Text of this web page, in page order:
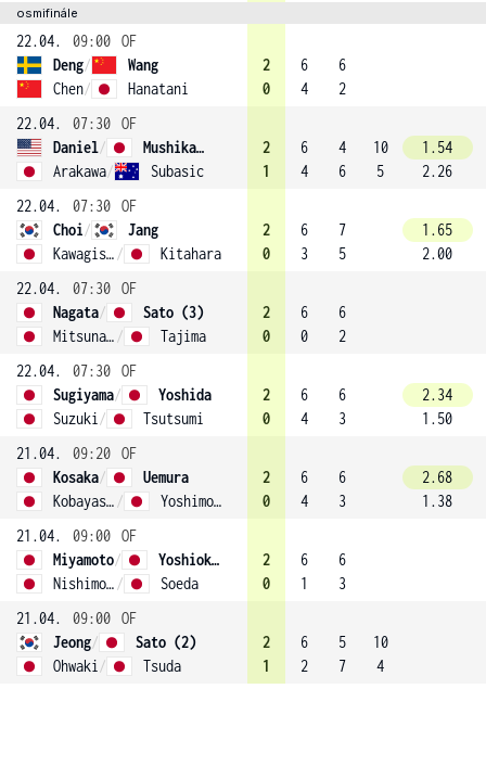
osmifinále
22.04. 09:00 OF
Deng/
Wang
Chen/ Hanatani
2
0
6
4
6
2
22.04.
07:30 OF
Daniel/
Mushika (4)
Arakawa/ Subasic
2
1
6
4
4
6
10
5
1.54
2.26
22.04.
07:30 OF
Choi/
Jang
Kawagishi / Kitahara
2
0
6
3
7
5
1.65
2.00
22.04.
07:30 OF
Nagata/
Sato (3)
Mitsunari / Tajima
2
0
6
0
6
2
22.04.
07:30 OF
Sugiyama/
Yoshida
Suzuki / Tsutsumi
2
0
6
4
6
3
2.34
1.50
21.04.
09:20 OF
Kosaka/
Uemura
Kobayashi / Yoshimoto
2
0
6
4
6
3
2.68
1.38
21.04.
09:00 OF
Miyamoto/
Yoshioka (1)
Nishimoto / Soeda
2
0
6
1
6
3
21.04.
09:00 OF
Jeong/
Sato (2)
Ohwaki / Tsuda
2
1
6
2
5
7
10
4